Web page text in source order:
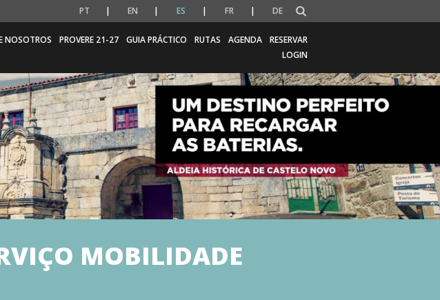
PT EN ES FR DE
NOSOTROS PROVERE 21-27 GUIA PRÁCTICO RUTAS AGENDA
RESERVAR
LOGIN
MOBILIDADE